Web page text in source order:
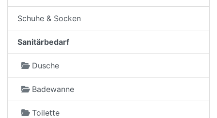
Schuhe & Socken
Sanitärbedarf
Dusche
Badewanne
Toilette